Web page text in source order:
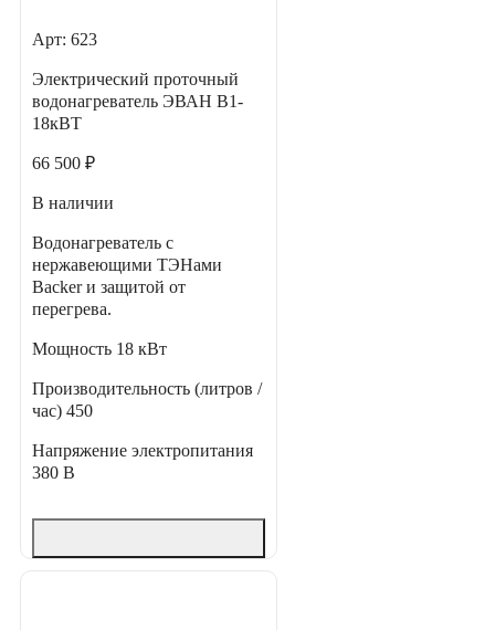
Арт: 623
Электрический проточный
водонагреватель ЭВАН В1-
18кВТ
66 500 ₽
В наличии
Водонагреватель с
нержавеющими ТЭНами
Backer и защитой от
перегрева.
Мощность 18 кВт
Производительность (литров /
час) 450
Напряжение электропитания
380 В